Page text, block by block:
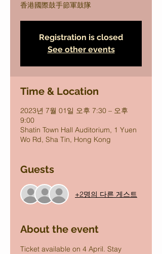
香港國際鼓手節軍鼓隊
Registration is closed
See other events
Time & Location
2023년 7월 01일 오후 7:30 – 오후
9:00
Shatin Town Hall Auditorium, 1 Yuen
Wo Rd, Sha Tin, Hong Kong
Guests
+2명의 다른 게스트
About the event
Ticket available on 4 April. Stay